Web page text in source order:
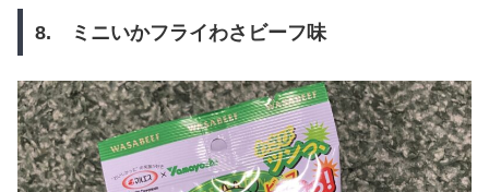
8. ミニいかフライわさビーフ味